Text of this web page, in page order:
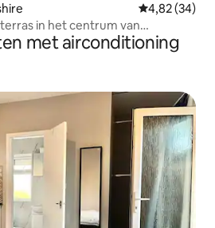
Gemiddelde
4,82 (34)
in het centrum van
met airconditioning